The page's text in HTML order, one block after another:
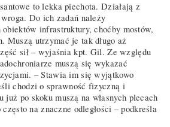
to lekka piechota. Działają z
Do ich zadań należy
infrastruktury, choćby mostów,
Muszą utrzymać je tak długo aż
sił – wyjaśnia kpt. Gil. Ze względu
muszą się wykazać
– Stawia im się wyjątkowo
chodzi o sprawność fizyczną i
już po skoku muszą na własnych plecach
na znaczne odległości – podkreśla